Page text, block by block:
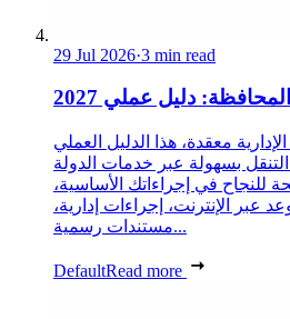
29 Jul 2026·3 min read
دليل عملي 2027
معقدة، هذا الدليل العملي
بسهولة عبر خدمات الدولة
في إجراءاتك الأساسية،
الإنترنت، إجراءات إدارية،
مستندات رسمية...
DefaultRead more